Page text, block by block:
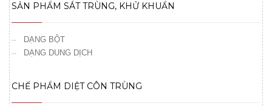
SẢN PHẨM SÁT TRÙNG, KHỬ KHUẨN
DẠNG BỘT
DẠNG DUNG DỊCH
CHẾ PHẨM DIỆT CÔN TRÙNG